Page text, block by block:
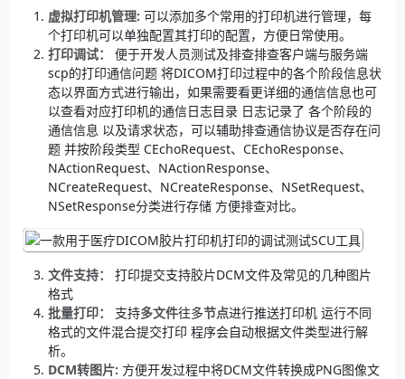
虚拟打印机管理: 可以添加多个常用的打印机进行管理，每
个打印机可以单独配置其打印的配置，方便日常使用。
打印调试：
便于开发人员测试及排查排查客户端与服务端
scp的打印通信问题 将DICOM打印过程中的各个阶段信息状
态以界面方式进行输出，如果需要看更详细的通信信息也可
以查看对应打印机的通信日志目录 日志记录了 各个阶段的
通信信息 以及请求状态，可以辅助排查通信协议是否存在问
题 并按阶段类型 CEchoRequest、CEchoResponse、
NActionRequest、NActionResponse、
NCreateRequest、NCreateResponse、NSetRequest、
NSetResponse分类进行存储 方便排查对比。
文件支持：
打印提交支持胶片DCM文件及常见的几种图片
格式
批量打印：
支持多文件往多节点进行推送打印机 运行不同
格式的文件混合提交打印 程序会自动根据文件类型进行解
析。
DCM转图片: 方便开发过程中将DCM文件转换成PNG图像文